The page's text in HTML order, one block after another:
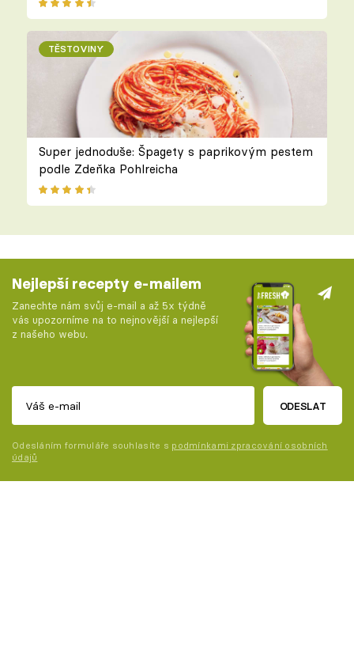
TĚSTOVINY
Super jednoduše: Špagety s paprikovým pestem
podle Zdeňka Pohlreicha
Nejlepší recepty e-mailem
Zanechte nám svůj e-mail a až 5x týdně
vás upozorníme na to nejnovější a nejlepší
z našeho webu.
ODESLAT
Odesláním formuláře souhlasíte s podmínkami zpracování osobních
údajů